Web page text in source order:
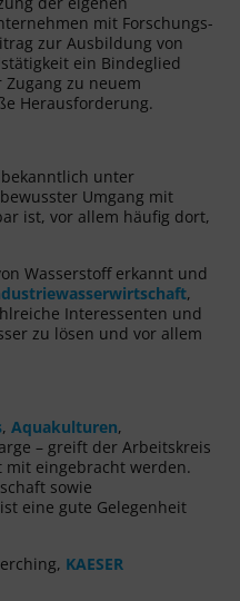
mit Forschungs-
zur Ausbildung von
ein Bindeglied
zu neuem
Herausforderung.
unter
Umgang mit
ist, vor allem häufig dort,
Wasserstoff erkannt und
,
Interessenten und
zu lösen und vor allem
, Aquakulturen,
– greift der Arbeitskreis
eingebracht werden.
sowie
eine gute Gelegenheit
KAESER